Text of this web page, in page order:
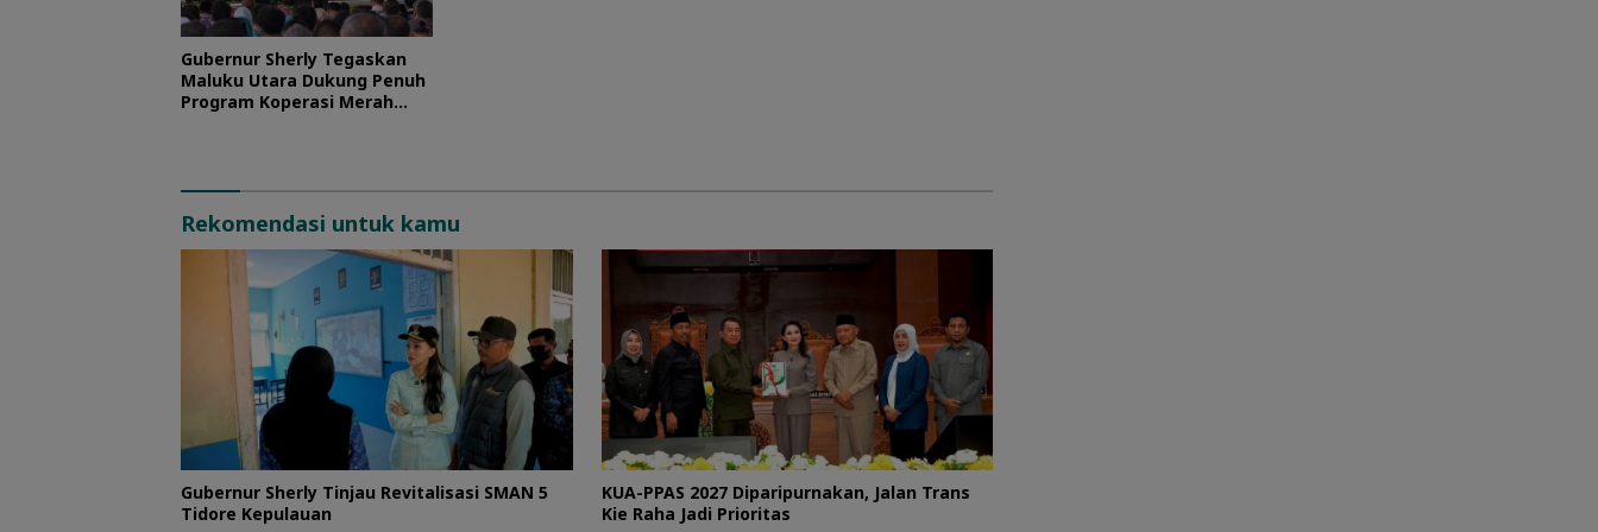
Gubernur Sherly Tegaskan
Maluku Utara Dukung Penuh
Program Koperasi Merah
Rekomendasi untuk kamu
Gubernur Sherly Tinjau Revitalisasi SMAN 5
Tidore Kepulauan
KUA-PPAS 2027 Diparipurnakan, Jalan Trans
Kie Raha Jadi Prioritas